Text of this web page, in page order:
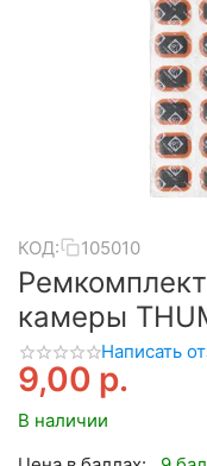
КОД: 105010
камеры
Написать
9,00 р.
В наличии